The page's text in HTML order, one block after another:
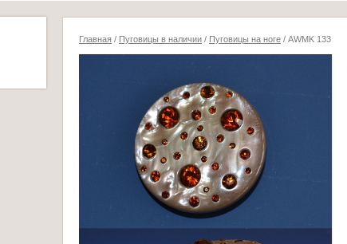
Главная / Пуговицы в наличии / Пуговицы на ноге / AWMK 133